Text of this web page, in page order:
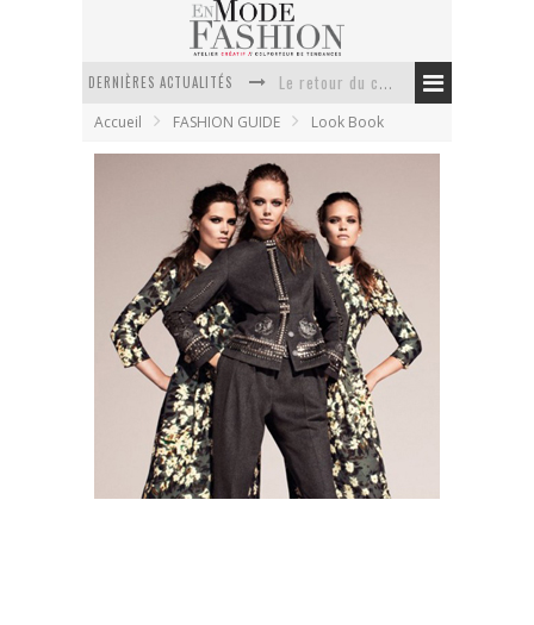
DERNIÈRES ACTUALITÉS
Doudoune pour femme : choisir la pièce idéale entre style, chaleur et durabilité
La trousse de toilette : l’accessoire indispensable de voyage
Le retour du cachemire version casual
Accueil FASHION GUIDE Look Book
H&M Conscious Collection
En Mode Fashion
12 octobre 2011
Look Book
1 Commentaire